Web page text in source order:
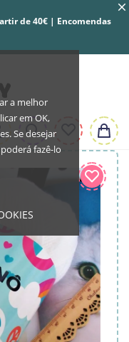
a melhor
em OK,
Se desejar
fazê-lo
de 40€ | Encomendas